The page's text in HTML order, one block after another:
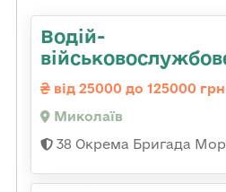
Водій-
від 25000 до 125000 грн
Миколаїв
38 Окрема Бригада